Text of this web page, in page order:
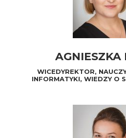
AGNIESZKA
WICEDYREKTOR,
INFORMATYKI, WIEDZY O